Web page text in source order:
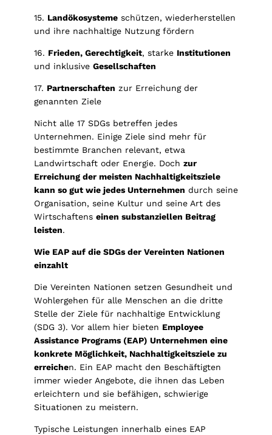
15. Landökosysteme schützen, wiederherstellen
und ihre nachhaltige Nutzung fördern
16. Frieden, Gerechtigkeit, starke Institutionen
und inklusive Gesellschaften
17. Partnerschaften zur Erreichung der
genannten Ziele
Nicht alle 17 SDGs betreffen jedes
Unternehmen. Einige Ziele sind mehr für
bestimmte Branchen relevant, etwa
Landwirtschaft oder Energie. Doch zur
Erreichung der meisten Nachhaltigkeitsziele
kann so gut wie jedes Unternehmen durch seine
Organisation, seine Kultur und seine Art des
Wirtschaftens einen substanziellen Beitrag
leisten.
Wie EAP auf die SDGs der Vereinten Nationen
einzahlt
Die Vereinten Nationen setzen Gesundheit und
Wohlergehen für alle Menschen an die dritte
Stelle der Ziele für nachhaltige Entwicklung
(SDG 3). Vor allem hier bieten Employee
Assistance Programs (EAP) Unternehmen eine
konkrete Möglichkeit, Nachhaltigkeitsziele zu
erreichen. Ein EAP macht den Beschäftigten
immer wieder Angebote, die ihnen das Leben
erleichtern und sie befähigen, schwierige
Situationen zu meistern.
Typische Leistungen innerhalb eines EAP